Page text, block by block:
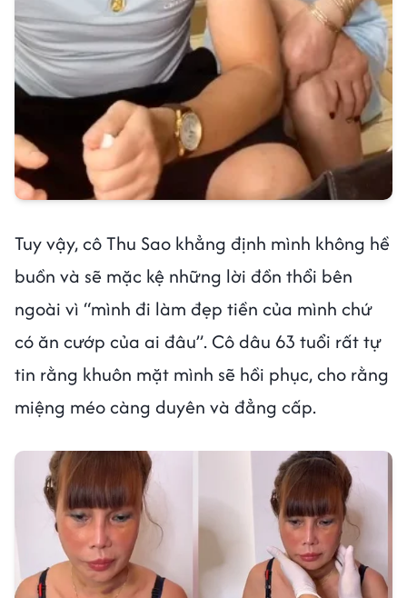
Tuy vậy, cô Thu Sao khẳng định mình không hề
buồn và sẽ mặc kệ những lời đồn thổi bên
ngoài vì “mình đi làm đẹp tiền của mình chứ
có ăn cướp của ai đâu”. Cô dâu 63 tuổi rất tự
tin rằng khuôn mặt mình sẽ hồi phục, cho rằng
miệng méo càng duyên và đẳng cấp.